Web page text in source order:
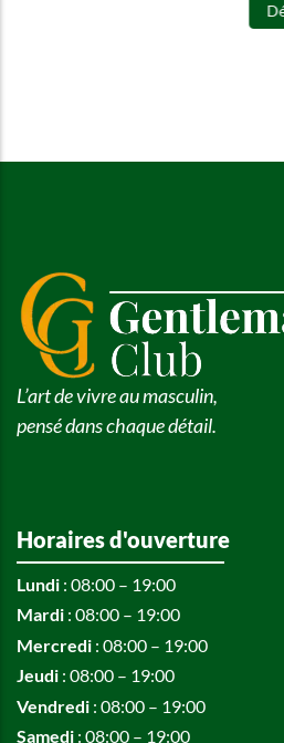
Découvrir
L’art de vivre au masculin,
pensé dans chaque détail.
Horaires d'ouverture
Lundi : 08:00 – 19:00
Mardi : 08:00 – 19:00
Mercredi : 08:00 – 19:00
Jeudi : 08:00 – 19:00
Vendredi : 08:00 – 19:00
Samedi : 08:00 – 19:00